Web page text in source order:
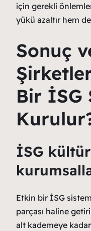
için gerekli
yükü azaltır hem
Sonuç
Bir İSG
İSG
Etkin bir İSG
parçası haline
alt kademeye